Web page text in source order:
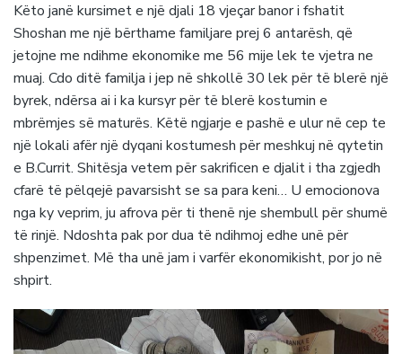
Këto janë kursimet e një djali 18 vjeçar banor i fshatit
Shoshan me një bërthame familjare prej 6 antarësh, që
jetojne me ndihme ekonomike me 56 mije lek te vjetra ne
muaj. Cdo ditë familja i jep në shkollë 30 lek për të blerë një
byrek, ndërsa ai i ka kursyr për të blerë kostumin e
mbrëmjes së maturës. Këtë ngjarje e pashë e ulur në cep te
një lokali afër një dyqani kostumesh për meshkuj në qytetin
e B.Currit. Shitësja vetem për sakrificen e djalit i tha zgjedh
cfarë të pëlqejë pavarsisht se sa para keni… U emocionova
nga ky veprim, ju afrova për ti thenë nje shembull për shumë
të rinjë. Ndoshta pak por dua të ndihmoj edhe unë për
shpenzimet. Më tha unë jam i varfër ekonomikisht, por jo në
shpirt.